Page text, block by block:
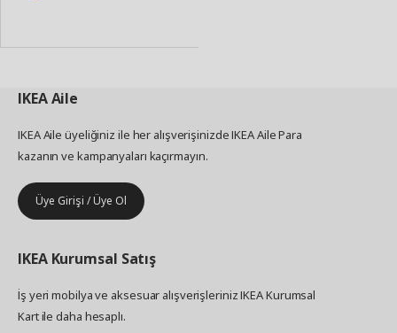
IKEAAile
IKEA Aile üyeliğiniz ile her alışverişinizde IKEA Aile Para
kazanın ve kampanyaları kaçırmayın.
Üye Girişi / Üye Ol
IKEA Kurumsal Satış
İş yeri mobilya ve aksesuar alışverişleriniz IKEA Kurumsal
Kart ile daha hesaplı.